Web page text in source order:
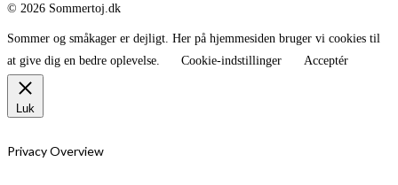
© 2026 Sommertoj.dk
Sommer og småkager er dejligt. Her på hjemmesiden bruger vi cookies til
at give dig en bedre oplevelse.
Cookie-indstillinger Acceptér
Luk
Privacy Overview